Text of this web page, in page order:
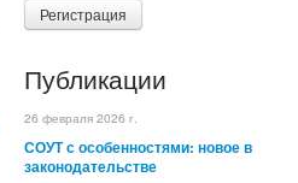
Регистрация
Публикации
26 февраля 2026 г.
СОУТ с особенностями: новое в
законодательстве